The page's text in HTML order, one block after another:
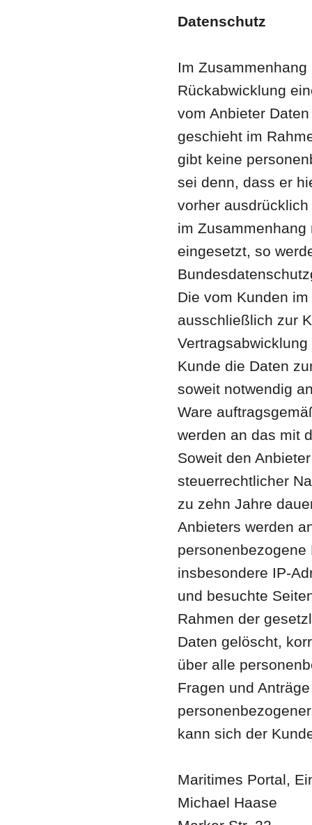
Datenschutz
Im
Rückabwicklung
vom Anbieter
geschieht im
gibt keine
sei denn, dass er
vorher
im
eingesetzt, so
Die vom Kunden
ausschließlich zur
Kunde die Daten
soweit notwendig
Ware
werden an das mit
Soweit den
steuerrechtlicher
zu zehn Jahre
Anbieters werden
insbesondere IP-
und besuchte
Rahmen der
Daten gelöscht,
über alle
Fragen und
kann sich der
Maritimes Portal,
Michael Haase